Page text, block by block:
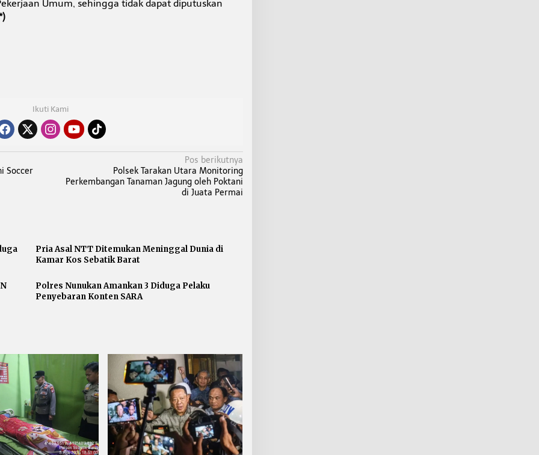
Umum, sehingga tidak dapat diputuskan
Ikuti Kami
Soccer
Pos berikutnya
Polsek Tarakan Utara Monitoring
Perkembangan Tanaman Jagung oleh Poktani
di Juata Permai
Pria Asal NTT Ditemukan Meninggal Dunia di
Kamar Kos Sebatik Barat
Polres Nunukan Amankan 3 Diduga Pelaku
Penyebaran Konten SARA